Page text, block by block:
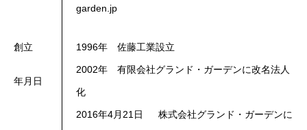
garden.jp
創立
年月日
1996年 佐藤工業設立
2002年 有限会社グランド・ガーデンに改名法人
化
2016年4月21日 株式会社グランド・ガーデンに